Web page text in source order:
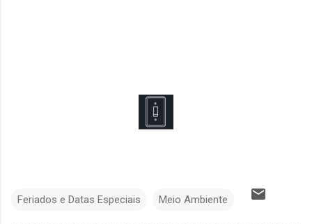
Feriados e Datas Especiais Meio Ambiente